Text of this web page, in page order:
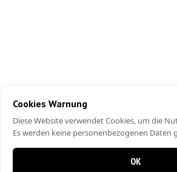
Cookies Warnung
Diese Website verwendet Cookies, um die
Es werden keine personenbezogenen Daten
OK